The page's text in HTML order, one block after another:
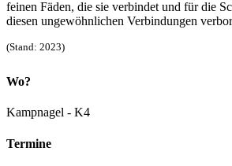
feinen Fäden, die sie verbindet und für die
diesen ungewöhnlichen Verbindungen
(Stand: 2023)
Wo?
Kampnagel - K4
Termine